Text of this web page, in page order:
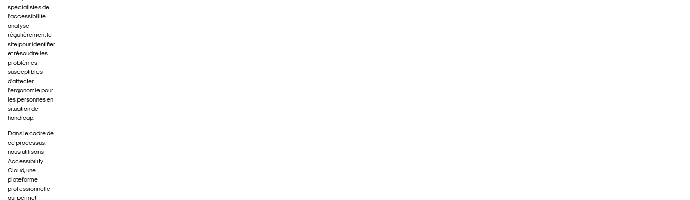
spécialistes de
l'accessibilité
analyse
régulièrement le
site pour identifier
et résoudre les
problèmes
susceptibles
d'affecter
l'ergonomie pour
les personnes en
situation de
handicap.
Dans le cadre de
ce processus,
nous utilisons
Accessibility
Cloud, une
plateforme
professionnelle
qui permet